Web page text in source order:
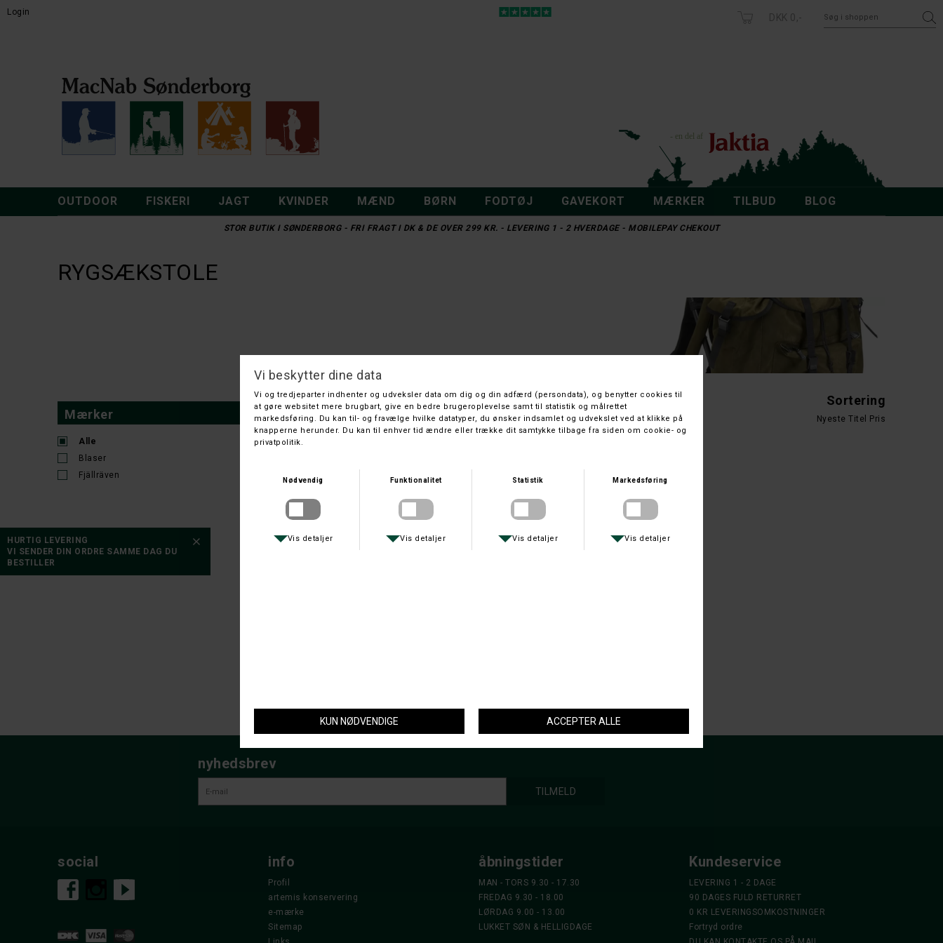
HURTIG LEVERING
VI SENDER DIN ORDRE SAMME DAG DU
BESTILLER
Login DKK 0,-
OUTDOOR FISKERI JAGT KVINDER MÆND BØRN FODTØJ GAVEKORT MÆRKER TILBUD BLOG
STOR BUTIK I SØNDERBORG - FRI FRAGT I DK & DE OVER 299 KR. - LEVERING 1 - 2 HVERDAGE - MOBILEPAY CHEKOUT
RYGSÆKSTOLE
Mærker
Alle
Blaser
Fjällräven
Sortering
Nyeste Titel Pris
nyhedsbrev
social info
Profil
artemis konservering
e-mærke
Sitemap
åbningstider
MAN - TORS 9.30 - 17.30
FREDAG 9.30 - 18.00
LØRDAG 9.00 - 13.00
LUKKET SØN & HELLIGDAGE
Kundeservice
LEVERING 1 - 2 DAGE
90 DAGES FULD RETURRET
0 KR LEVERINGSOMKOSTNINGER
Fortryd ordre